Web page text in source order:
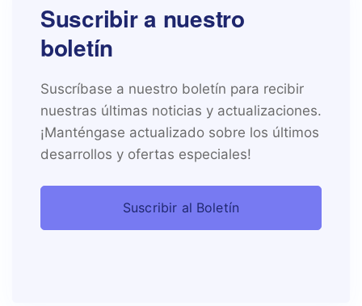
Suscribir a nuestro
boletín
Suscríbase a nuestro boletín para recibir
nuestras últimas noticias y actualizaciones.
¡Manténgase actualizado sobre los últimos
desarrollos y ofertas especiales!